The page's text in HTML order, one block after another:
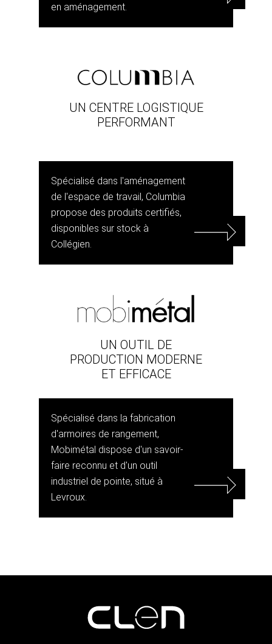
en aménagement.
UN CENTRE LOGISTIQUE
PERFORMANT
Spécialisé dans l'aménagement
de l'espace de travail, Columbia
propose des produits certifiés,
disponibles sur stock à
Collégien.
UN OUTIL DE
PRODUCTION MODERNE
ET EFFICACE
Spécialisé dans la fabrication
d'armoires de rangement,
Mobimétal dispose d'un savoir-
faire reconnu et d'un outil
industriel de pointe, situé à
Levroux.